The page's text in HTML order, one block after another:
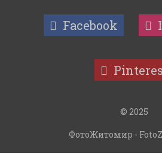
Facebook
© 2025
ФотоЖитомир -